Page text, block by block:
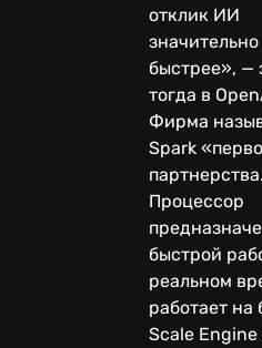
отклик ИИ
значительно
быстрее», —
тогда в
Фирма
Spark
партнерства.
Процессор
быстрой
реальном
работает на
Scale